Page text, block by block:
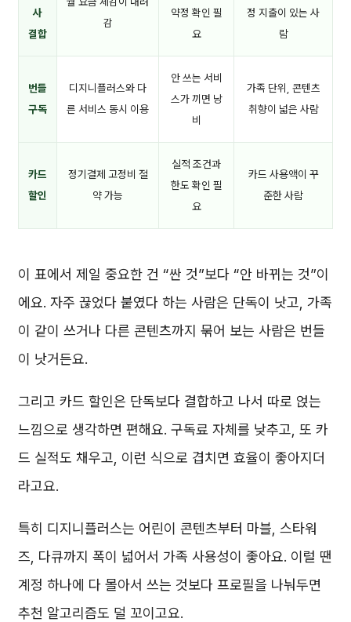
사
결합
감
약정 확인 필
요
정 지출이 있는 사
람
번들
구독
디지니플러스와 다
른 서비스 동시 이용
안 쓰는 서비
스가 끼면 낭
비
가족 단위, 콘텐츠
취향이 넓은 사람
카드
할인
정기결제 고정비 절
약 가능
실적 조건과
한도 확인 필
요
카드 사용액이 꾸
준한 사람
이 표에서 제일 중요한 건 “싼 것”보다 “안 바뀌는 것”이
에요. 자주 끊었다 붙였다 하는 사람은 단독이 낫고, 가족
이 같이 쓰거나 다른 콘텐츠까지 묶어 보는 사람은 번들
이 낫거든요.
그리고 카드 할인은 단독보다 결합하고 나서 따로 얹는
느낌으로 생각하면 편해요. 구독료 자체를 낮추고, 또 카
드 실적도 채우고, 이런 식으로 겹치면 효율이 좋아지더
라고요.
특히 디지니플러스는 어린이 콘텐츠부터 마블, 스타워
즈, 다큐까지 폭이 넓어서 가족 사용성이 좋아요. 이럴 땐
계정 하나에 다 몰아서 쓰는 것보다 프로필을 나눠두면
추천 알고리즘도 덜 꼬이고요.